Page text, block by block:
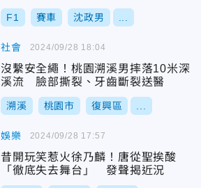
下？
F1 賽車 沈政男
社會
沒繫安全繩！桃園溯溪男摔落10米深
溪流 臉部撕裂、牙齒斷裂送醫
溯溪 桃園市 復興區
2024/09/28 18:04
娛樂
昔開玩笑惹火徐乃麟！唐從聖挨酸
「徹底失去舞台」 發聲揭近況
2024/09/28 17:57